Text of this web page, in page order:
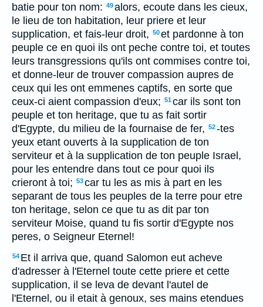
batie pour ton nom: 49alors, ecoute dans les cieux,
le lieu de ton habitation, leur priere et leur
supplication, et fais-leur droit, 50et pardonne à ton
peuple ce en quoi ils ont peche contre toi, et toutes
leurs transgressions qu'ils ont commises contre toi,
et donne-leur de trouver compassion aupres de
ceux qui les ont emmenes captifs, en sorte que
ceux-ci aient compassion d'eux; 51car ils sont ton
peuple et ton heritage, que tu as fait sortir
d'Egypte, du milieu de la fournaise de fer, 52-tes
yeux etant ouverts à la supplication de ton
serviteur et à la supplication de ton peuple Israel,
pour les entendre dans tout ce pour quoi ils
crieront à toi; 53car tu les as mis à part en les
separant de tous les peuples de la terre pour etre
ton heritage, selon ce que tu as dit par ton
serviteur Moise, quand tu fis sortir d'Egypte nos
peres, o Seigneur Eternel!
54 Et il arriva que, quand Salomon eut acheve
d'adresser à l'Eternel toute cette priere et cette
supplication, il se leva de devant l'autel de
l'Eternel, ou il etait à genoux, ses mains etendues